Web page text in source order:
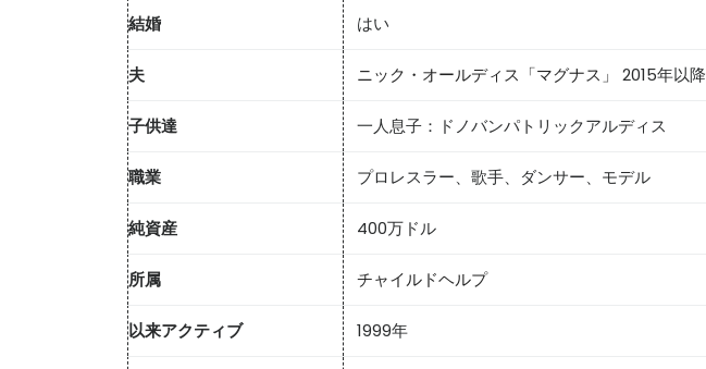
結婚 はい
夫 ニック・オールディス「マグナス」 2015年以降
子供達 一人息子： ドノバンパトリックアルディス
職業 プロレスラー、歌手、ダンサー、モデル
純資産 400万ドル
所属 チャイルドヘルプ
以来アクティブ 1999年